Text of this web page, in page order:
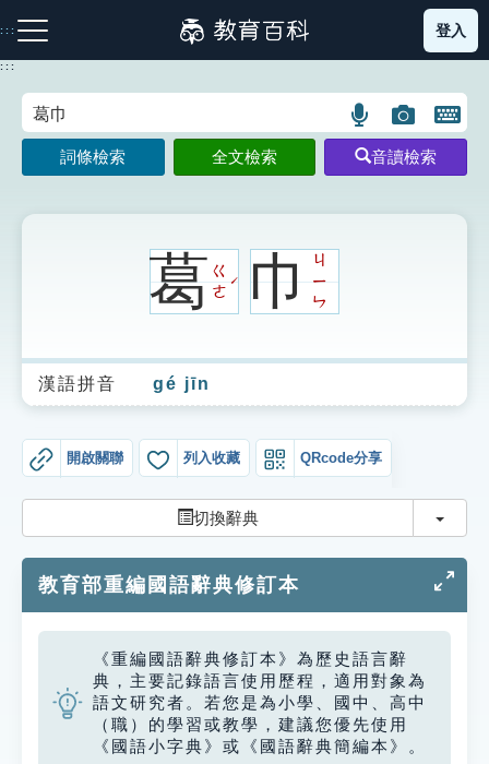
到
主
:::
注音索引圖示 筆畫索引圖示 部首索引表圖示
生字詞彙表
成語故事
索引選單
單字索引
生命大百科索引
遊戲專區
教學應用
登入
:::
語
言
搜
圖
片
搜
開
鍵
圖
詞條檢索 全文檢索 音讀檢索
葛ㄍ
ㄜ
ˊ 巾ㄐ
ㄧ
ㄣ
漢語拼音 gé jīn
開啟關聯 列入收藏 QRcode分享
切換辭典 切換
教育部重編國語辭典修訂本
《重編國語辭典修訂本》為歷史語言辭
典，主要記錄語言使用歷程，適用對象為
語文研究者。若您是為小學、國中、高中
（職）的學習或教學，建議您優先使用
《國語小字典》或《國語辭典簡編本》。